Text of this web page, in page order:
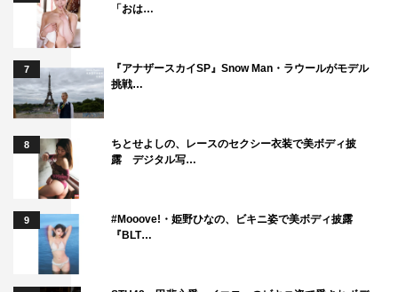
「おは…
7
『アナザースカイSP』Snow Man・ラウールがモデル
挑戦…
8
ちとせよしの、レースのセクシー衣装で美ボディ披
露 デジタル写…
9
#Mooove!・姫野ひなの、ビキニ姿で美ボディ披露
『BLT…